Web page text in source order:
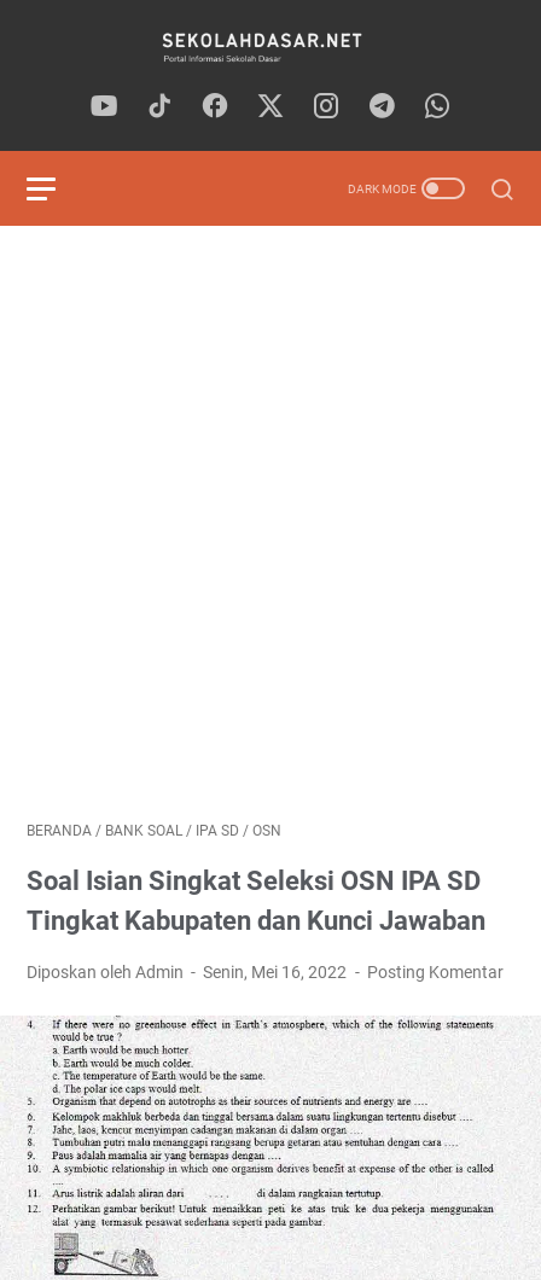
BERANDA / BANK SOAL / IPA SD / OSN
Soal Isian Singkat Seleksi OSN IPA SD
Tingkat Kabupaten dan Kunci Jawaban
Diposkan oleh Admin Senin, Mei 16, 2022 Posting Komentar